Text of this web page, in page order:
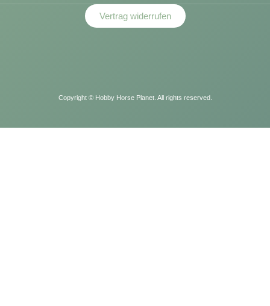
Vertrag widerrufen
Copyright © Hobby Horse Planet. All rights reserved.